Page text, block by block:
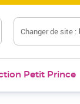
Changer de site :
Petit Prince